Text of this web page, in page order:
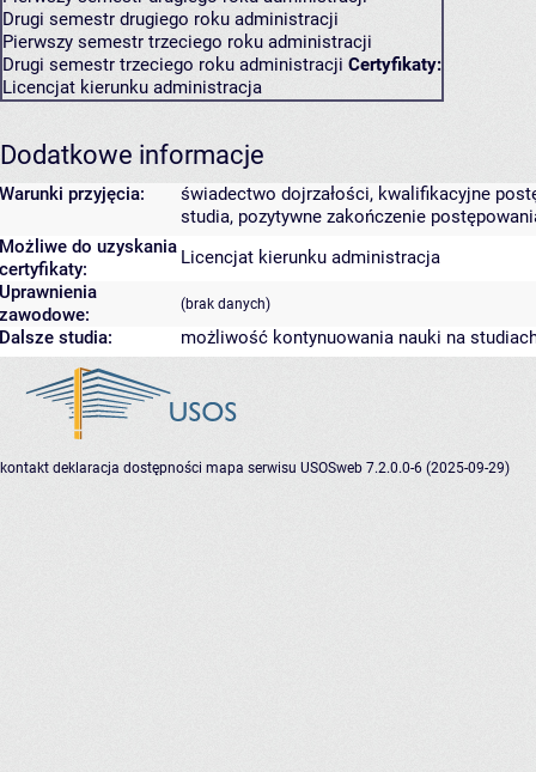
Drugi semestr drugiego roku administracji
Pierwszy semestr trzeciego roku administracji
Drugi semestr trzeciego roku administracji Certyfikaty:
Licencjat kierunku administracja
Dodatkowe informacje
Warunki przyjęcia:
świadectwo dojrzałości, kwalifikacyjne
studia, pozytywne zakończenie
Możliwe do uzyskania
certyfikaty:
Licencjat kierunku administracja
Uprawnienia
zawodowe:
(brak danych)
Dalsze studia: możliwość kontynuowania nauki na
kontakt deklaracja dostępności mapa serwisu USOSweb 7.2.0.0-6 (2025-09-29)